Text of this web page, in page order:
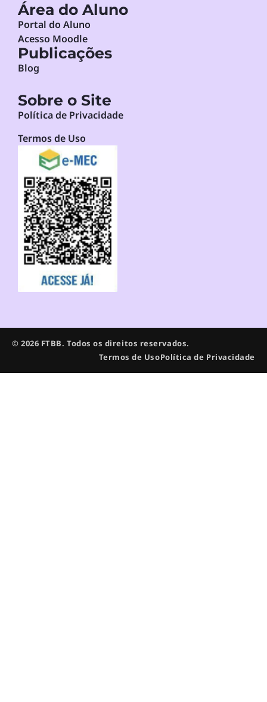
Área do Aluno
Portal do Aluno
Acesso Moodle
Publicações
Blog
Sobre o Site
Política de Privacidade
Termos de Uso
© 2026 FTBB. Todos os direitos reservados.
Política de Privacidade
Termos de Uso